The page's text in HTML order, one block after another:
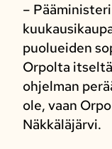
–
puolueiden
Orpolta
ohjelman
ole, vaan
Näkkäläjärvi.